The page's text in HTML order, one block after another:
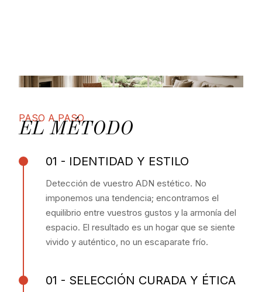
PASO A PASO
EL MÉTODO
01 - IDENTIDAD Y ESTILO
Detección de vuestro ADN estético. No
imponemos una tendencia; encontramos el
equilibrio entre vuestros gustos y la armonía del
espacio. El resultado es un hogar que se siente
vivido y auténtico, no un escaparate frío.
01 - SELECCIÓN CURADA Y ÉTICA